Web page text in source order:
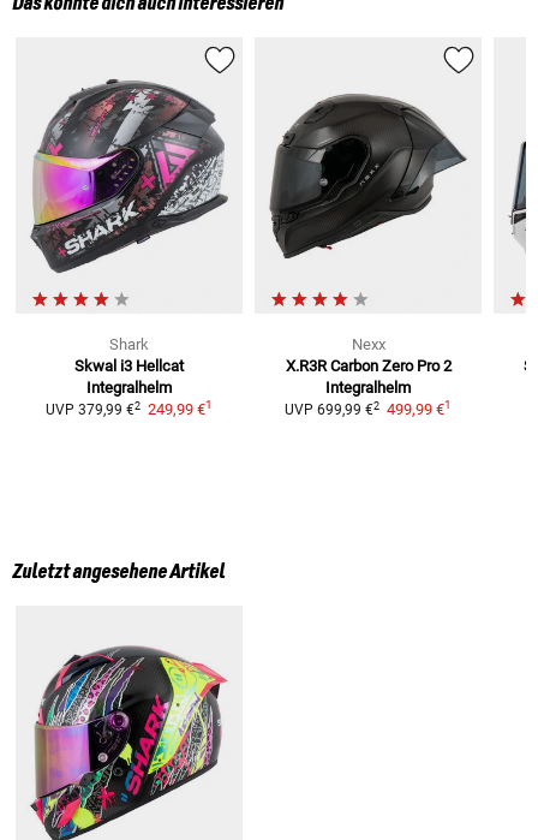
Shark
Skwal i3 Hellcat
Integralhelm
UVP 379,99 €2 249,99 €1
Nexx
X.R3R Carbon Zero Pro 2
Integralhelm
UVP 699,99 €2 499,99 €1
Zuletzt angesehene Artikel